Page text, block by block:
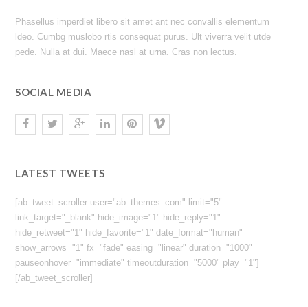
Phasellus imperdiet libero sit amet ant nec convallis elementum
ldeo. Cumbg muslobo rtis consequat purus. Ult viverra velit utde
pede. Nulla at dui. Maece nasl at urna. Cras non lectus.
SOCIAL MEDIA
LATEST TWEETS
[ab_tweet_scroller user="ab_themes_com" limit="5"
link_target="_blank" hide_image="1" hide_reply="1"
hide_retweet="1" hide_favorite="1" date_format="human"
show_arrows="1" fx="fade" easing="linear" duration="1000"
pauseonhover="immediate" timeoutduration="5000" play="1"]
[/ab_tweet_scroller]